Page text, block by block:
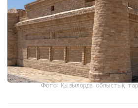
Фото: Қызылорда облыстық